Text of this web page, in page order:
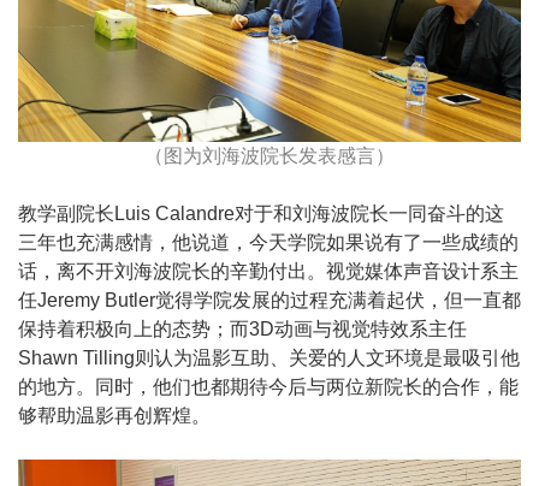
（图为刘海波院长发表感言）
教学副院长Luis Calandre对于和刘海波院长一同奋斗的这
三年也充满感情，他说道，今天学院如果说有了一些成绩的
话，离不开刘海波院长的辛勤付出。视觉媒体声音设计系主
任Jeremy Butler觉得学院发展的过程充满着起伏，但一直都
保持着积极向上的态势；而3D动画与视觉特效系主任
Shawn Tilling则认为温影互助、关爱的人文环境是最吸引他
的地方。同时，他们也都期待今后与两位新院长的合作，能
够帮助温影再创辉煌。